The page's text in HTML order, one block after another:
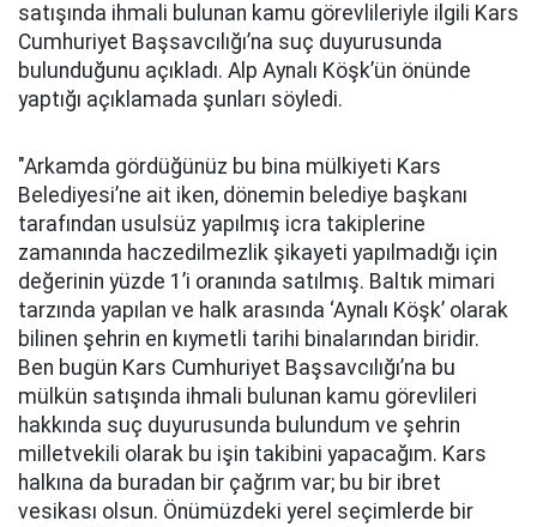
satışında ihmali bulunan kamu görevlileriyle ilgili Kars
Cumhuriyet Başsavcılığı’na suç duyurusunda
bulunduğunu açıkladı. Alp Aynalı Köşk’ün önünde
yaptığı açıklamada şunları söyledi.
"Arkamda gördüğünüz bu bina mülkiyeti Kars
Belediyesi’ne ait iken, dönemin belediye başkanı
tarafından usulsüz yapılmış icra takiplerine
zamanında haczedilmezlik şikayeti yapılmadığı için
değerinin yüzde 1’i oranında satılmış. Baltık mimari
tarzında yapılan ve halk arasında ‘Aynalı Köşk’ olarak
bilinen şehrin en kıymetli tarihi binalarından biridir.
Ben bugün Kars Cumhuriyet Başsavcılığı’na bu
mülkün satışında ihmali bulunan kamu görevlileri
hakkında suç duyurusunda bulundum ve şehrin
milletvekili olarak bu işin takibini yapacağım. Kars
halkına da buradan bir çağrım var; bu bir ibret
vesikası olsun. Önümüzdeki yerel seçimlerde bir